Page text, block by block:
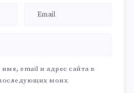
email и адрес сайта в
моих